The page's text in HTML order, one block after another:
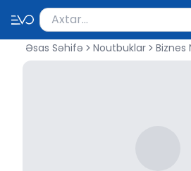
Məhsul axtar
Axtarış üçün ən azı 2
Əsas Səhifə Noutbuklar Biznes